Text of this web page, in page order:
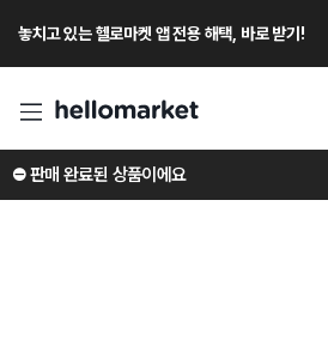
놓치고 있는 헬로마켓 앱 전용 해택, 바로 받기!
⛔️ 판매 완료된 상품이에요